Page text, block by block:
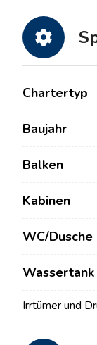
Chartertyp
Baujahr
Balken
Kabinen
WC/Dusche
Wassertank
Irrtümer und
Partner